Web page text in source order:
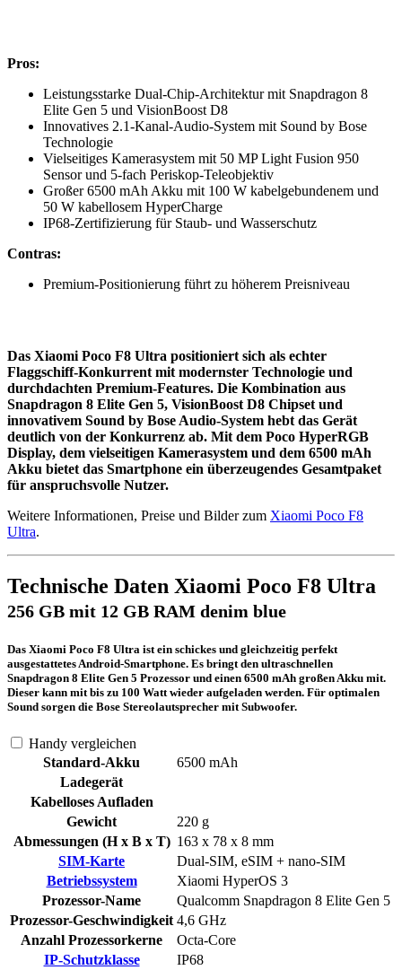
Pros:
Leistungsstarke Dual-Chip-Architektur mit Snapdragon 8
Elite Gen 5 und VisionBoost D8
Innovatives 2.1-Kanal-Audio-System mit Sound by Bose
Technologie
Vielseitiges Kamerasystem mit 50 MP Light Fusion 950
Sensor und 5-fach Periskop-Teleobjektiv
Großer 6500 mAh Akku mit 100 W kabelgebundenem und
50 W kabellosem HyperCharge
IP68-Zertifizierung für Staub- und Wasserschutz
Contras:
Premium-Positionierung führt zu höherem Preisniveau
Das Xiaomi Poco F8 Ultra positioniert sich als echter
Flaggschiff-Konkurrent mit modernster Technologie und
durchdachten Premium-Features. Die Kombination aus
Snapdragon 8 Elite Gen 5, VisionBoost D8 Chipset und
innovativem Sound by Bose Audio-System hebt das Gerät
deutlich von der Konkurrenz ab. Mit dem Poco HyperRGB
Display, dem vielseitigen Kamerasystem und dem 6500 mAh
Akku bietet das Smartphone ein überzeugendes Gesamtpaket
für anspruchsvolle Nutzer.
Weitere Informationen, Preise und Bilder zum Xiaomi Poco F8
Ultra.
Technische Daten Xiaomi Poco F8 Ultra
256 GB mit 12 GB RAM denim blue
Das Xiaomi Poco F8 Ultra ist ein schickes und gleichzeitig perfekt
ausgestattetes Android-Smartphone. Es bringt den ultraschnellen
Snapdragon 8 Elite Gen 5 Prozessor und einen 6500 mAh großen Akku mit.
Dieser kann mit bis zu 100 Watt wieder aufgeladen werden. Für optimalen
Sound sorgen die Bose Stereolautsprecher mit Subwoofer.
Handy vergleichen
Standard-Akku
6500 mAh
Ladegerät
Kabelloses Aufladen
Gewicht
220 g
Abmessungen (H x B x T) 163 x 78 x 8 mm
SIM-Karte
Dual-SIM, eSIM + nano-SIM
Betriebssystem
Xiaomi HyperOS 3
Prozessor-Name
Qualcomm Snapdragon 8 Elite Gen 5
Prozessor-Geschwindigkeit 4,6 GHz
Anzahl Prozessorkerne
Octa-Core
IP-Schutzklasse
IP68